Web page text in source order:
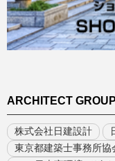
ARCHITECT
株式会社日建設計
東京都建築士事務所協